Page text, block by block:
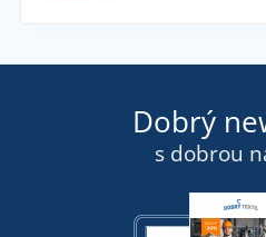
Dobrý
s dobrou